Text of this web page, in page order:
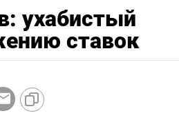
ухабистый
ставок